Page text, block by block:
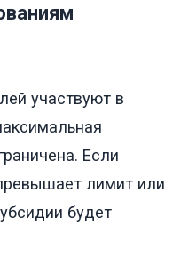
участвуют в
Если
лимит или
будет